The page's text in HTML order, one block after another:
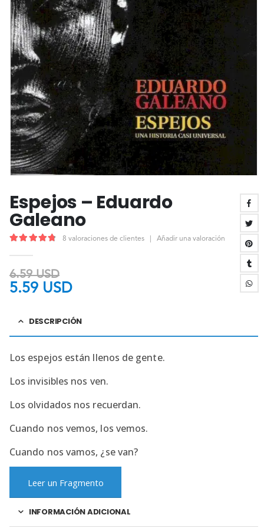
Espejos – Eduardo
Galeano
8 valoraciones de clientes Añadir una valoración
6.59USD
5.59 USD
DESCRIPCIÓN
Los espejos están llenos de gente.
Los invisibles nos ven.
Los olvidados nos recuerdan.
Cuando nos vemos, los vemos.
Cuando nos vamos, ¿se van?
Leer un Fragmento
INFORMACIÓN ADICIONAL